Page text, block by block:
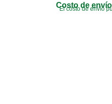
Costo de
El costo de envío